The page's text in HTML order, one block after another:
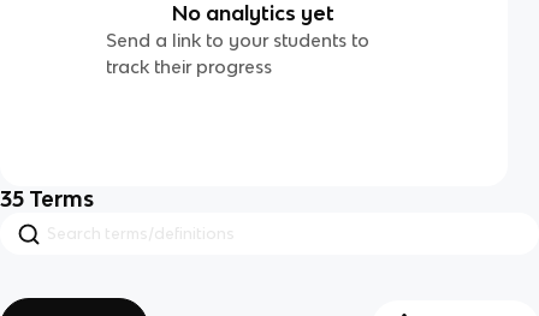
No analytics yet
Send a link to your students to
track their progress
35 Terms